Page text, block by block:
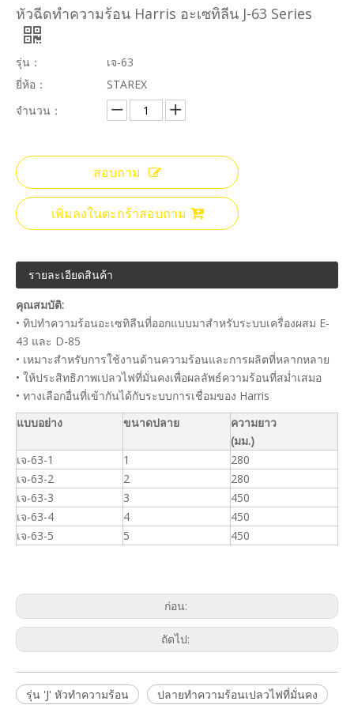
หัวฉีดทำความร้อน Harris อะเซทิลีน J-63 Series
รุ่น：
เจ-63
ยี่ห้อ：
STAREX
จำนวน：
สอบถาม
เพิ่มลงในตะกร้าสอบถาม
รายละเอียดสินค้า
คุณสมบัติ:
• ทิปทำความร้อนอะเซทิลีนที่ออกแบบมาสำหรับระบบเครื่องผสม E-
43 และ D-85
• เหมาะสำหรับการใช้งานด้านความร้อนและการผลิตที่หลากหลาย
• ให้ประสิทธิภาพเปลวไฟที่มั่นคงเพื่อผลลัพธ์ความร้อนที่สม่ำเสมอ
• ทางเลือกอื่นที่เข้ากันได้กับระบบการเชื่อมของ Harris
แบบอย่าง
ขนาดปลาย
ความยาว
(มม.)
เจ-63-1
1
280
เจ-63-2
2
280
เจ-63-3
3
450
เจ-63-4
4
450
เจ-63-5
5 450
ก่อน:
ถัดไป:
รุ่น 'J' หัวทำความร้อน ปลายทำความร้อนเปลวไฟที่มั่นคง